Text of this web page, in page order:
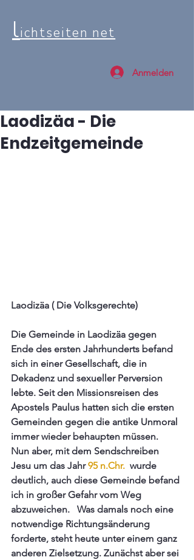
lichtseiten net
Anmelden
Laodizäa - Die
Endzeitgemeinde
Laodizäa ( Die Volksgerechte)
Die Gemeinde in Laodizäa gegen
Ende des ersten Jahrhunderts befand
sich in einer Gesellschaft, die in
Dekadenz und sexueller Perversion
lebte. Seit den Missionsreisen des
Apostels Paulus hatten sich die ersten
Gemeinden gegen die antike Unmoral
immer wieder behaupten müssen.
Nun aber, mit dem Sendschreiben
Jesu um das Jahr 95 n.Chr. wurde
deutlich, auch diese Gemeinde befand
ich in großer Gefahr vom Weg
abzuweichen.   Was damals noch eine
notwendige Richtungsänderung
forderte, steht heute unter einem ganz
anderen Zielsetzung. Zunächst aber sei